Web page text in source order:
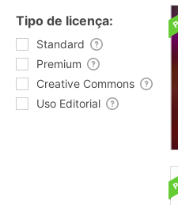
Tipo de licença:
Standard
Premium
Creative Commons
Uso Editorial